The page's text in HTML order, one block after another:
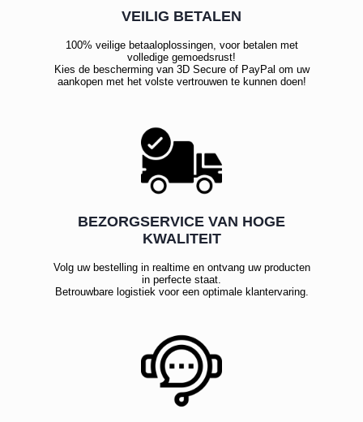
VEILIG BETALEN
100% veilige betaaloplossingen, voor betalen met
volledige gemoedsrust!
Kies de bescherming van 3D Secure of PayPal om uw
aankopen met het volste vertrouwen te kunnen doen!
BEZORGSERVICE VAN HOGE
KWALITEIT
Volg uw bestelling in realtime en ontvang uw producten
in perfecte staat.
Betrouwbare logistiek voor een optimale klantervaring.